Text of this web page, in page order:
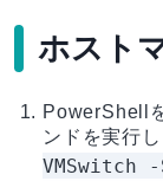
ホスト
PowerShell
ンドを実行し
VMSwitch